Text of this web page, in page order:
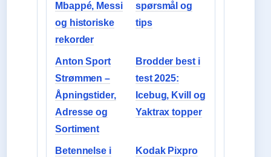
Mbappé, Messi
og historiske
rekorder
spørsmål og
tips
Anton Sport
Strømmen –
Åpningstider,
Adresse og
Sortiment
Brodder best i
test 2025:
Icebug, Kvill og
Yaktrax topper
Betennelse i
Kodak Pixpro